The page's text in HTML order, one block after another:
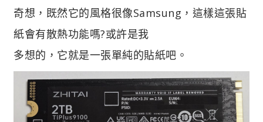
奇想，既然它的風格很像Samsung，這樣這張貼
紙會有散熱功能嗎?或許是我
多想的，它就是一張單純的貼紙吧。